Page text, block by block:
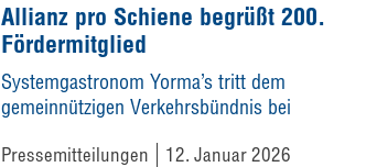
Allianz pro Schiene begrüßt 200.
Fördermitglied
Systemgastronom Yorma’s tritt dem
gemeinnützigen Verkehrsbündnis bei
Pressemitteilungen 12. Januar 2026